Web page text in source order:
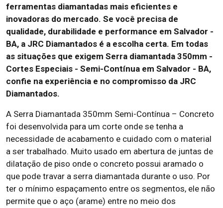
ferramentas diamantadas mais eficientes e
inovadoras do mercado. Se você precisa de
qualidade, durabilidade e performance em Salvador -
BA, a JRC Diamantados é a escolha certa. Em todas
as situações que exigem Serra diamantada 350mm -
Cortes Especiais - Semi-Contínua em Salvador - BA,
confie na experiência e no compromisso da JRC
Diamantados.
A Serra Diamantada 350mm Semi-Contínua – Concreto
foi desenvolvida para um corte onde se tenha a
necessidade de acabamento e cuidado com o material
a ser trabalhado. Muito usado em abertura de juntas de
dilatação de piso onde o concreto possui aramado o
que pode travar a serra diamantada durante o uso. Por
ter o mínimo espaçamento entre os segmentos, ele não
permite que o aço (arame) entre no meio dos